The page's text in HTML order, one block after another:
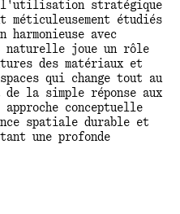
stratégique
étudiés
harmonieuse avec
naturelle joue un rôle
des matériaux et
qui change tout au
la simple réponse aux
conceptuelle
spatiale durable et
une profonde